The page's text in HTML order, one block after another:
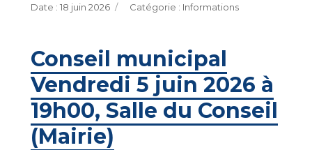
Publié
18 juin 2026 Catégories
Informations
Conseil municipal
Vendredi 5 juin 2026 à
19h00, Salle du Conseil
(Mairie)